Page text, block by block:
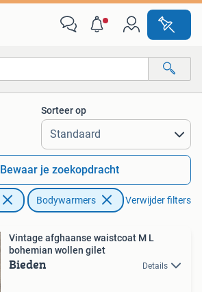
Alle afstanden…
Sorteer op
Bewaar je zoekopdracht
Bodywarmers Verwijder filters
Vintage afghaanse waistcoat M L
bohemian wollen gilet
Bieden Details